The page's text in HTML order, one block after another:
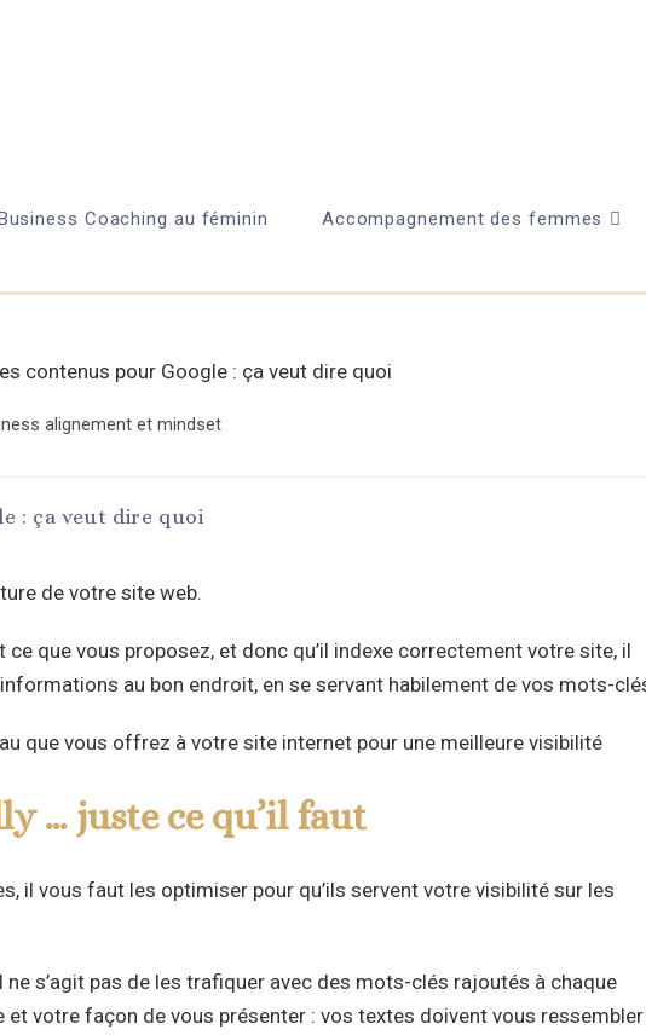
Coaching au féminin Accompagnement des femmes
alignement et mindset
: ça veut dire quoi
de votre site web.
que vous proposez, et donc qu’il indexe correctement votre site, il
au bon endroit, en se servant habilement de vos mots-
que vous offrez à votre site internet pour une meilleure visibilité
… juste ce qu’il faut
il vous faut les optimiser pour qu’ils servent votre visibilité sur les
ne s’agit pas de les trafiquer avec des mots-clés rajoutés à chaque
votre façon de vous présenter : vos textes doivent vous